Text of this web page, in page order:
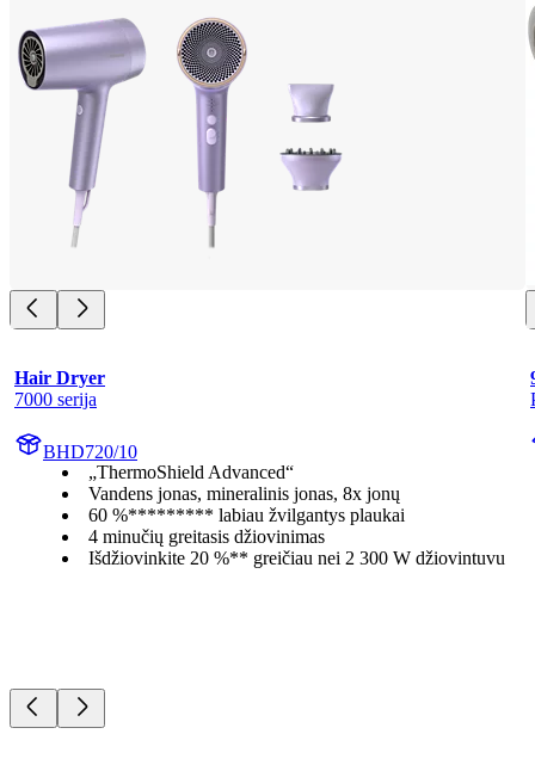
Hair Dryer
7000 serija
BHD720/10
„ThermoShield Advanced“
Vandens jonas, mineralinis jonas, 8x jonų
60 %********* labiau žvilgantys plaukai
4 minučių greitasis džiovinimas
Išdžiovinkite 20 %** greičiau nei 2 300 W džiovintuvu